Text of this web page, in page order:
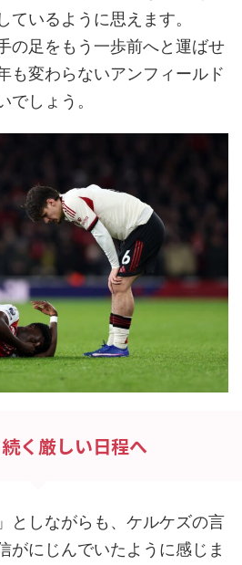
ているように思えます。
の足をもう一歩前へと運ばせ
変わらないアンフィールド
でしょう。
く厳しい日程へ
としながらも、ケルケズの言
がにじんでいたように感じま